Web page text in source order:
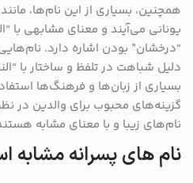
همچنین، بسیاری از این نام‌ها، مانند
یونانی می‌آیند و معنای مشابهی با
“درخشان” بودن اشاره دارد. نام‌هایی
دلیل شباهت در تلفظ و ساختار با
بسیاری از زبان‌ها و فرهنگ‌ها
گزینه‌های محبوب برای والدین در
نام‌های زیبا و با معنای مشابه
نام های پسرانه مشابه